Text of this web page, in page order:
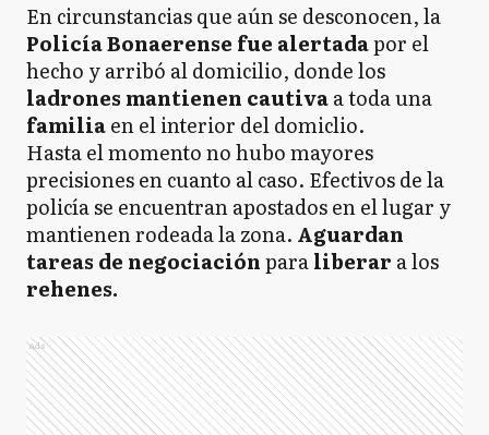
En circunstancias que aún se desconocen, la
Policía Bonaerense fue alertadapor el
hecho y arribó al domicilio, donde los
ladrones mantienen cautivaa toda una
familiaen el interior del domiclio.
Hasta el momento no hubo mayores
precisiones en cuanto al caso. Efectivos de la
policía se encuentran apostados en el lugar y
mantienen rodeada la zona. Aguardan
tareas de negociaciónparaliberar a los
rehenes.
Ads